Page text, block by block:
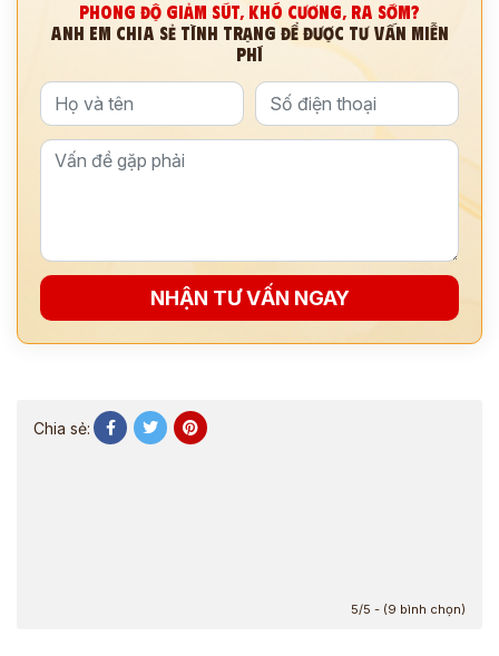
PHONG ĐỘ GIẢM SÚT, KHÓ CƯƠNG, RA SỚM?
ANH EM CHIA SẺ TÌNH TRẠNG ĐỂ ĐƯỢC TƯ VẤN MIỄN
PHÍ
NHẬN TƯ VẤN NGAY
Chia sẻ:
5/5 - (9 bình chọn)